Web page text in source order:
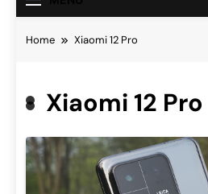
Home Xiaomi 12 Pro
Xiaomi 12 Pro